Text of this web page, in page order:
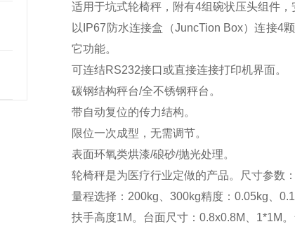
适用于坑式轮椅秤，附有4组碗状压头组件，
以IP67防水连接盒（JuncTion Box）连接4
它功能。
可连结RS232接口或直接连接打印机界面。
碳钢结构秤台/全不锈钢秤台。
带自动复位的传力结构。
限位一次成型，无需调节。
表面环氧类烘漆/硠砂/抛光处理。
轮椅秤是为医疗行业定做的产品。尺寸参数：
量程选择：200kg、300kg精度：0.05kg、
扶手高度1M。台面尺寸：0.8x0.8M、1*1M